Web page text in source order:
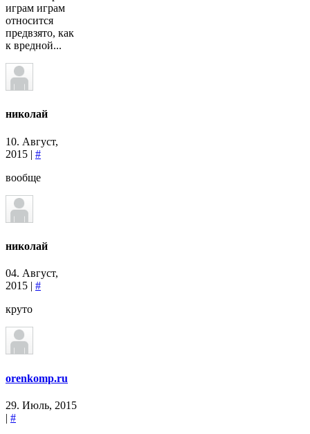
играм играм
относится
предвзято, как
к вредной...
николай
10. Август,
2015 | #
вообще
николай
04. Август,
2015 | #
круто
orenkomp.ru
29. Июль, 2015
| #